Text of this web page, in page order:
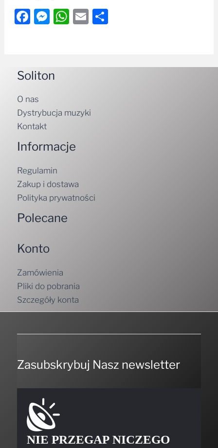
Facebook
Messenger
WhatsApp
Email
Soliton
O nas
Dystrybucja muzyki
Kontakt
Informacje
Regulamin
Zakup i dostawa
Polityka prywatności
Polecane
Konto
Zamówienia
Pliki do pobrania
Szczegóły konta
Zasubskrybuj Nasz newsletter
NIE PRZEGAP NICZEGO